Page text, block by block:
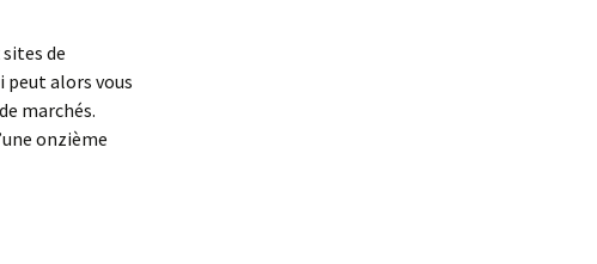
de
peut alors vous
marchés.
onzième